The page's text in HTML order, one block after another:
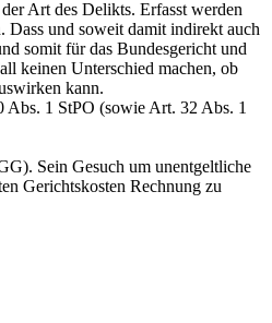
Art des Delikts. Erfasst werden
Dass und soweit damit indirekt auch
somit für das Bundesgericht und
keinen Unterschied machen, ob
kann.
Abs. 1 StPO (sowie Art. 32 Abs. 1
). Sein Gesuch um unentgeltliche
Gerichtskosten Rechnung zu